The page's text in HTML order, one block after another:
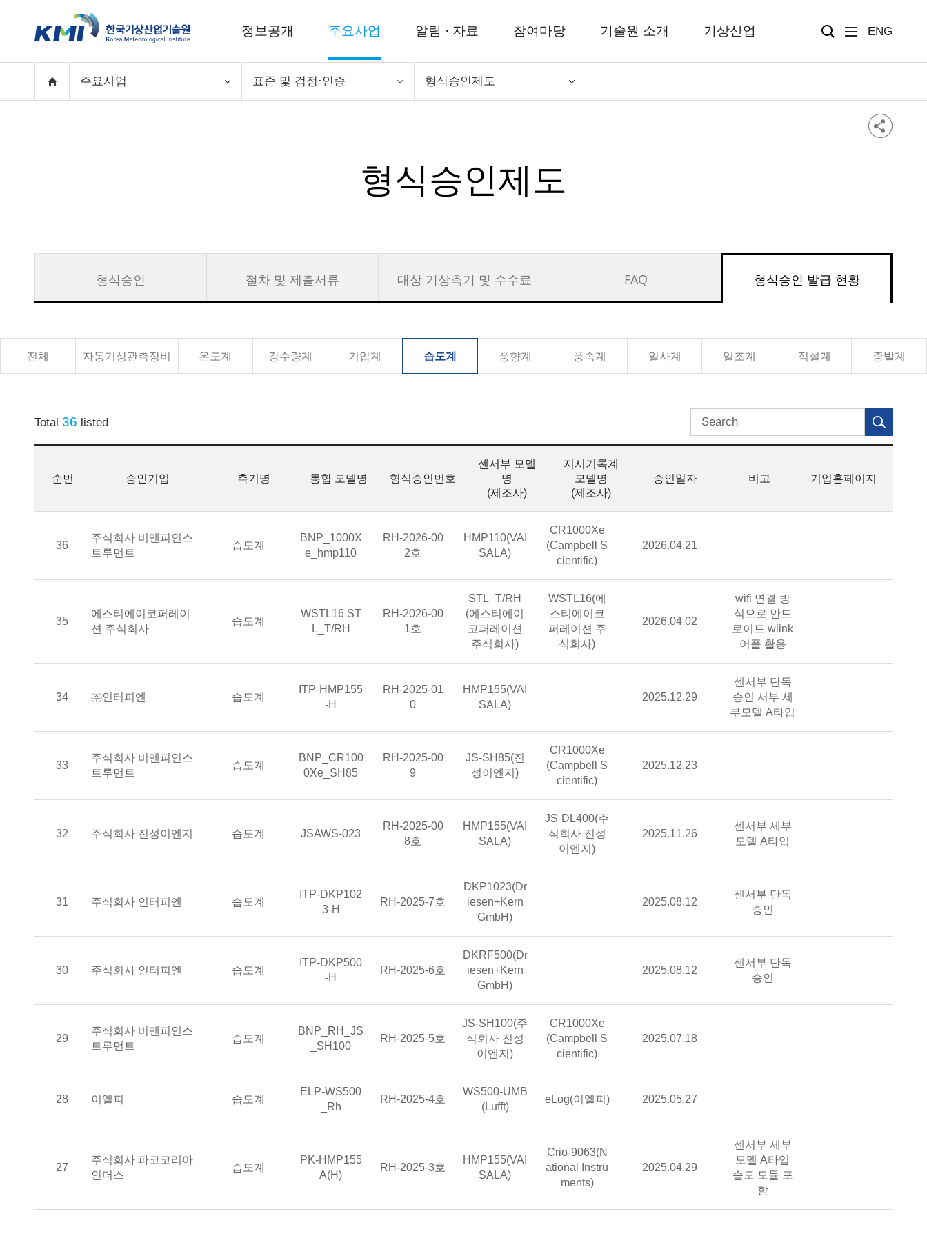
정보공개 주요사업 알림 · 자료 참여마당 기술원 소개 기상산업 ENG
주요사업 표준 및 검정·인증 형식승인제도
형식승인제도
형식승인 절차 및 제출서류 대상 기상측기 및 수수료 FAQ 형식승인 발급 현황
전체 자동기상관측장비 온도계 강수량계 기압계 습도계 풍향계 풍속계 일사계 일조계 적설계 증발계
Total 36 listed 검색어 입력
순번 승인기업 측기명 통합 모델명 형식승인번호
센서부 모델
명
(제조사)
지시기록계
모델명
(제조사)
승인일자 비고 기업홈페이지
36
승인기업
주식회사 비앤피인스
트루먼트
측기명
습도계
통합 모델명
BNP_1000X
e_hmp110
형식승인번호
RH-2026-00
2호
센서부 모델명(제조사)
HMP110(VAI
SALA)
지시기록계 모델명(제조사)
CR1000Xe
(Campbell S
cientific)
승인일자
2026.04.21
35
승인기업
에스티에이코퍼레이
션 주식회사
측기명
습도계
통합 모델명
WSTL16 ST
L_T/RH
형식승인번호
RH-2026-00
1호
센서부 모델명(제조사)
STL_T/RH
(에스티에이
코퍼레이션
주식회사)
지시기록계 모델명(제조사)
WSTL16(에
스티에이코
퍼레이션 주
식회사)
승인일자
2026.04.02
비고
wifi 연결 방
식으로 안드
로이드 wlink
어플 활용
34 승인기업
㈜인터피엔 측기명
습도계
통합 모델명
ITP-HMP155
-H
형식승인번호
RH-2025-01
0
센서부 모델명(제조사)
HMP155(VAI
SALA)
지시기록계 모델명(제조사)
승인일자
2025.12.29
비고
센서부 단독
승인 서부 세
부모델 A타입
33
승인기업
주식회사 비앤피인스
트루먼트
측기명
습도계
통합 모델명
BNP_CR100
0Xe_SH85
형식승인번호
RH-2025-00
9
센서부 모델명(제조사)
JS-SH85(진
성이엔지)
지시기록계 모델명(제조사)
CR1000Xe
(Campbell S
cientific)
승인일자
2025.12.23
32 승인기업
주식회사 진성이엔지 측기명
습도계 통합 모델명
JSAWS-023
형식승인번호
RH-2025-00
8호
센서부 모델명(제조사)
HMP155(VAI
SALA)
지시기록계 모델명(제조사)
JS-DL400(주
식회사 진성
이엔지)
승인일자
2025.11.26
비고
센서부 세부
모델 A타입
31 승인기업
주식회사 인터피엔 측기명
습도계
통합 모델명
ITP-DKP102
3-H
형식승인번호
RH-2025-7호
센서부 모델명(제조사)
DKP1023(Dr
iesen+Kern
GmbH)
지시기록계 모델명(제조사)
승인일자
2025.08.12
비고
센서부 단독
승인
30 승인기업
주식회사 인터피엔 측기명
습도계
통합 모델명
ITP-DKP500
-H
형식승인번호
RH-2025-6호
센서부 모델명(제조사)
DKRF500(Dr
iesen+Kern
GmbH)
지시기록계 모델명(제조사)
승인일자
2025.08.12
비고
센서부 단독
승인
29
승인기업
주식회사 비앤피인스
트루먼트
측기명
습도계
통합 모델명
BNP_RH_JS
_SH100
형식승인번호
RH-2025-5호
센서부 모델명(제조사)
JS-SH100(주
식회사 진성
이엔지)
지시기록계 모델명(제조사)
CR1000Xe
(Campbell S
cientific)
승인일자
2025.07.18
28 승인기업
이엘피 측기명
습도계
통합 모델명
ELP-WS500
_Rh
형식승인번호
RH-2025-4호
센서부 모델명(제조사)
WS500-UMB
(Lufft)
지시기록계 모델명(제조사)
eLog(이엘피) 승인일자
2025.05.27
27
승인기업
주식회사 파코코리아
인더스
측기명
습도계
통합 모델명
PK-HMP155
A(H)
형식승인번호
RH-2025-3호
센서부 모델명(제조사)
HMP155(VAI
SALA)
지시기록계 모델명(제조사)
Crio-9063(N
ational Instru
ments)
승인일자
2025.04.29
비고
센서부 세부
모델 A타입
습도 모듈 포
함